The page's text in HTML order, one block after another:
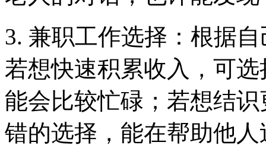
3. 兼职工作选择：根据
若想快速积累收入，可
能会比较忙碌；若想结
错的选择，能在帮助他